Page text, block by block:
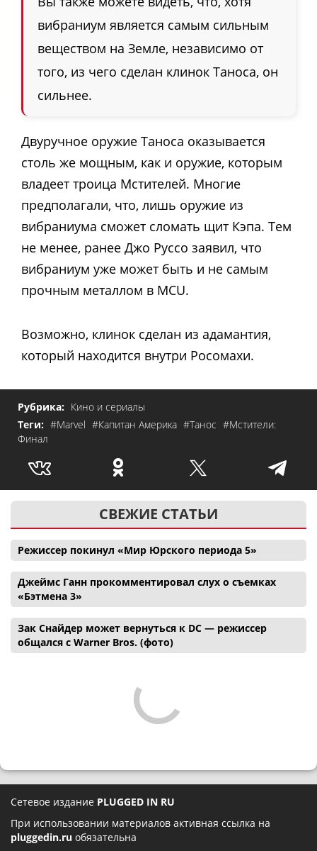
вибраниум является самым сильным
веществом на Земле, независимо от
того, из чего сделан клинок Таноса, он
сильнее.
Двуручное оружие Таноса оказывается
столь же мощным, как и оружие, которым
владеет троица Мстителей. Многие
предполагали, что, лишь оружие из
вибраниума сможет сломать щит Кэпа. Тем
не менее, ранее Джо Руссо заявил, что
вибраниум уже может быть и не самым
прочным металлом в MCU.
Возможно, клинок сделан из адамантия,
который находится внутри Росомахи.
Рубрика: Кино и сериалы
Теги: #Marvel #Капитан Америка #Танос #Мстители:
Финал
СВЕЖИЕ СТАТЬИ
Режиссер покинул «Мир Юрского периода 5»
Джеймс Ганн прокомментировал слух о съемках
«Бэтмена 3»
Зак Снайдер может вернуться к DC — режиссер
общался с Warner Bros. (фото)
Сетевое издание PLUGGED IN RU
При использовании материалов активная ссылка на
pluggedin.ru обязательна